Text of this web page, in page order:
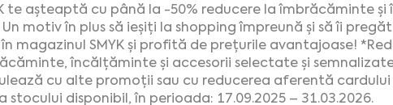
te așteaptă cu până la -50% reducere la îmbrăcăminte
motiv în plus să ieșiți la shopping împreună și să îi
magazinul SMYK și profită de prețurile avantajoase!
încălțăminte și accesorii selectate și
cu alte promoții sau cu reducerea aferentă
stocului disponibil, în perioada: 17.09.2025 – 31.03.2026.